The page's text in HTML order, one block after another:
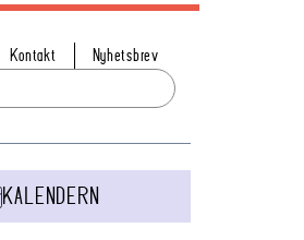
Kontakt Nyhetsbrev
KALENDERN